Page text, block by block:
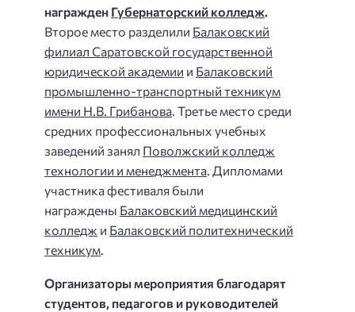
награжден Губернаторский колледж.
Второе место разделили Балаковский
филиал Саратовской государственной
юридической академии и Балаковский
промышленно-транспортный техникум
имени Н.В. Грибанова . Третье место среди
средних профессиональных учебных
заведений занял Поволжский колледж
технологии и менеджмента . Дипломами
участника фестиваля были
награждены Балаковский медицинский
колледж и Балаковский политехнический
техникум
Организаторы мероприятия благодарят
студентов, педагогов и руководителей